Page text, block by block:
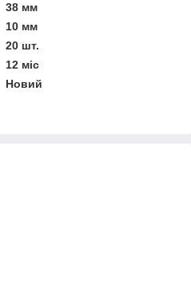
38 мм
10 мм
20 шт.
12 міс
Новий